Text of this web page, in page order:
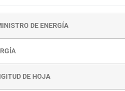
DE ENERGÍA
DE HOJA